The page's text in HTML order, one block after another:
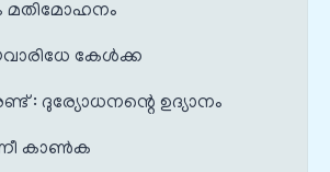
മതിമോഹനം
കേൾക്ക
: ദുര്യോധനന്റെ ഉദ്യാനം
കാൺക